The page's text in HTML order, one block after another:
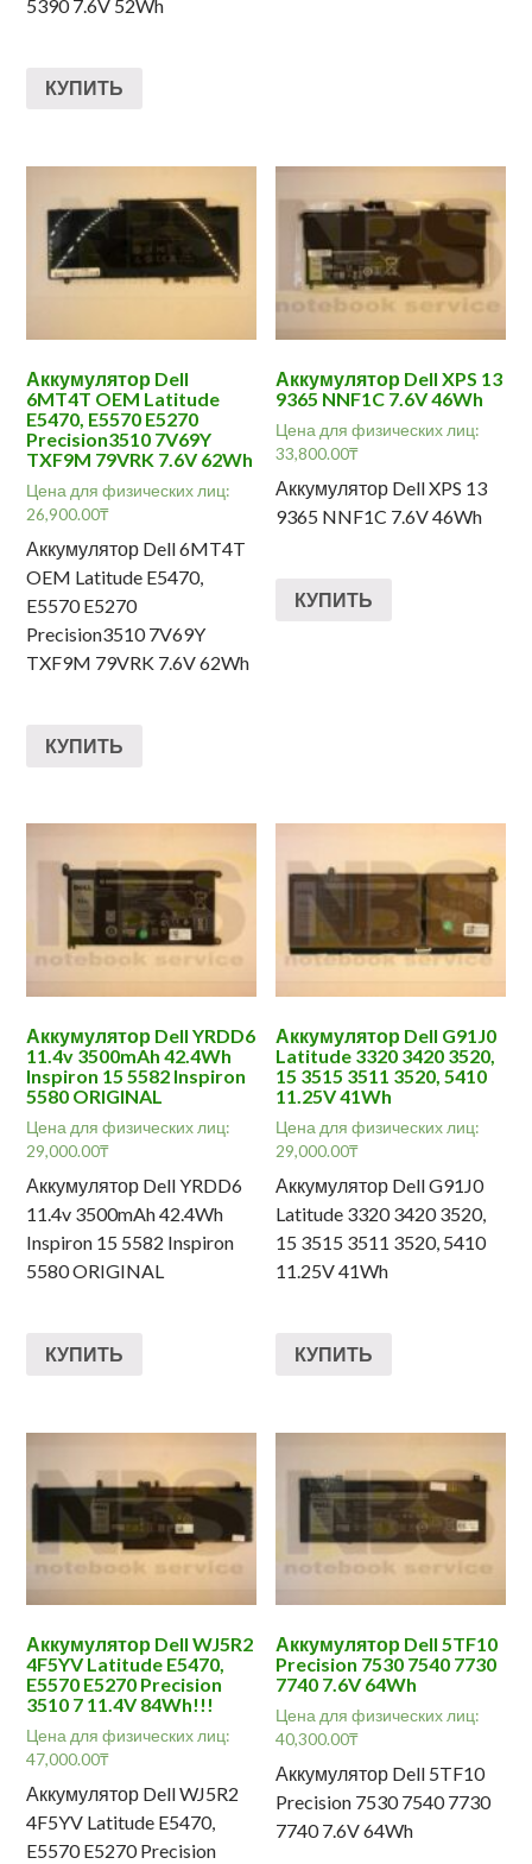
5390 7.6V 52Wh
КУПИТЬ
Аккумулятор Dell
6MT4T OEM Latitude
E5470, E5570 E5270
Precision3510 7V69Y
TXF9M 79VRK 7.6V 62Wh
Цена для физических лиц:
26,900.00₸
Аккумулятор Dell 6MT4T
OEM Latitude E5470,
E5570 E5270
Precision3510 7V69Y
TXF9M 79VRK 7.6V 62Wh
КУПИТЬ
Аккумулятор Dell XPS 13
9365 NNF1C 7.6V 46Wh
Цена для физических лиц:
33,800.00₸
Аккумулятор Dell XPS 13
9365 NNF1C 7.6V 46Wh
КУПИТЬ
Аккумулятор Dell YRDD6
11.4v 3500mAh 42.4Wh
Inspiron 15 5582 Inspiron
5580 ORIGINAL
Цена для физических лиц:
29,000.00₸
Аккумулятор Dell YRDD6
11.4v 3500mAh 42.4Wh
Inspiron 15 5582 Inspiron
5580 ORIGINAL
КУПИТЬ
Аккумулятор Dell G91J0
Latitude 3320 3420 3520,
15 3515 3511 3520, 5410
11.25V 41Wh
Цена для физических лиц:
29,000.00₸
Аккумулятор Dell G91J0
Latitude 3320 3420 3520,
15 3515 3511 3520, 5410
11.25V 41Wh
КУПИТЬ
Аккумулятор Dell WJ5R2
4F5YV Latitude E5470,
E5570 E5270 Precision
3510 7 11.4V 84Wh!!!
Цена для физических лиц:
47,000.00₸
Аккумулятор Dell WJ5R2
4F5YV Latitude E5470,
E5570 E5270 Precision
Аккумулятор Dell 5TF10
Precision 7530 7540 7730
7740 7.6V 64Wh
Цена для физических лиц:
40,300.00₸
Аккумулятор Dell 5TF10
Precision 7530 7540 7730
7740 7.6V 64Wh